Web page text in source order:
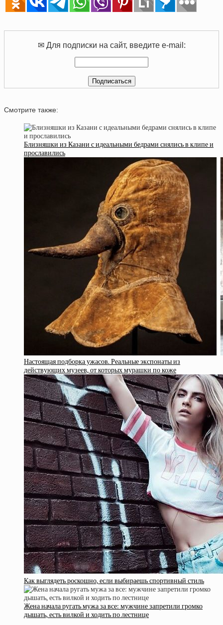
✉ Для подписки на сайт, введите e-mail:
Смотрите также:
Близняшки из Казани с идеальными бедрами снялись в клипе и
прославились
Настоящая подборка ужасов. Реальные экспонаты из
действующих музеев, от которых мурашки по коже
Как выглядеть роскошно, если выбираешь спортивный стиль
Жена начала ругать мужа за все: мужчине запретили громко
дышать, есть вилкой и ходить по лестнице